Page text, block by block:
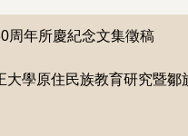
周年所慶紀念文集徵稿
大學原住民族教育研究暨鄒